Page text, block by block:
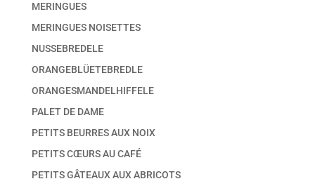
MERINGUES
MERINGUES NOISETTES
NUSSEBREDELE
ORANGEBLÜETEBREDLE
ORANGESMANDELHIFFELE
PALET DE DAME
PETITS BEURRES AUX NOIX
PETITS CŒURS AU CAFÉ
PETITS GÂTEAUX AUX ABRICOTS